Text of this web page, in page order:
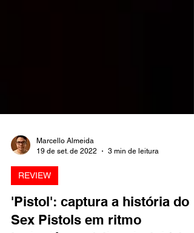
19 de set. de 2022
REVIEW
'Pistol': captura a história do